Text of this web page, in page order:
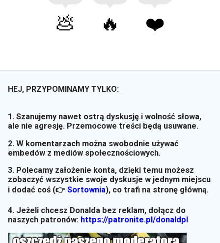
💩 🔥 ❤️
HEJ, PRZYPOMINAMY TYLKO:
1. Szanujemy nawet ostrą dyskusję i wolność słowa,
ale nie agresję. Przemocowe treści będą usuwane.
2. W komentarzach można swobodnie używać
embedów z mediów społecznościowych.
3. Polecamy założenie konta, dzięki temu możesz
zobaczyć wszystkie swoje dyskusje w jednym miejscu
i dodać coś (👉 Sortownia), co trafi na stronę główną.
4. Jeżeli chcesz Donalda bez reklam, dołącz do
naszych patronów: https://patronite.pl/donaldpl